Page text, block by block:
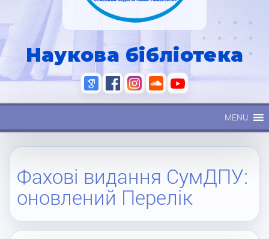
Наукова бібліотека
MENU
Фахові видання СумДПУ:
оновлений Перелік